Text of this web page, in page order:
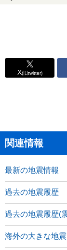
X(旧twitter)
関連情報
最新の地震情報
過去の地震履歴
過去の地震履歴(
海外の大きな地震